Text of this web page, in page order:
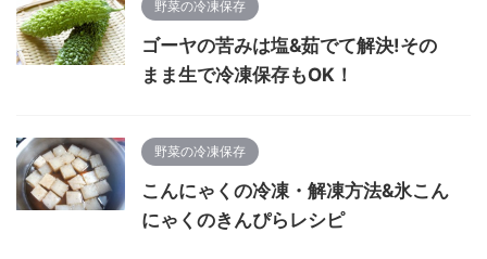
野菜の冷凍保存
ゴーヤの苦みは塩&茹でて解決!その
まま生で冷凍保存もOK！
野菜の冷凍保存
こんにゃくの冷凍・解凍方法&氷こん
にゃくのきんぴらレシピ